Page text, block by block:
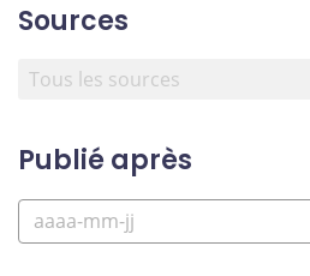
Sources
Publié après